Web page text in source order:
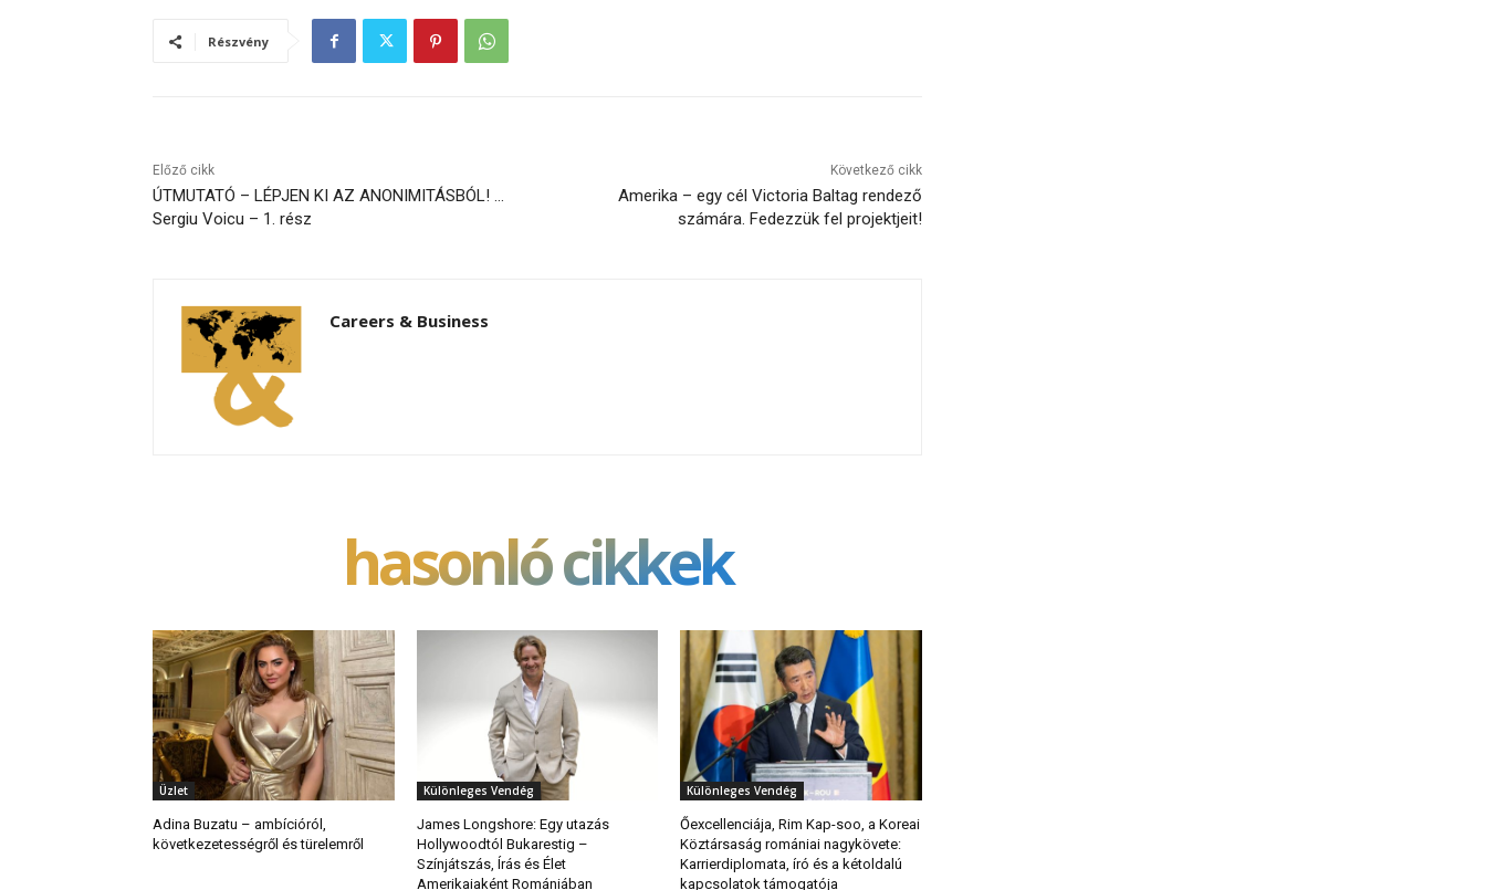
Részvény
Előző cikk
ÚTMUTATÓ – LÉPJEN KI AZ ANONIMITÁSBÓL! …
Sergiu Voicu – 1. rész
Következő cikk
Amerika – egy cél Victoria Baltag rendező
számára. Fedezzük fel projektjeit!
Careers & Business
hasonló cikkek
Üzlet
Adina Buzatu – ambícióról,
következetességről és türelemről
Különleges Vendég
James Longshore: Egy utazás
Hollywoodtól Bukarestig –
Színjátszás, Írás és Élet
Amerikaiaként Romániában
Különleges Vendég
Őexcellenciája, Rim Kap-soo, a Koreai
Köztársaság romániai nagykövete:
Karrierdiplomata, író és a kétoldalú
kapcsolatok támogatója